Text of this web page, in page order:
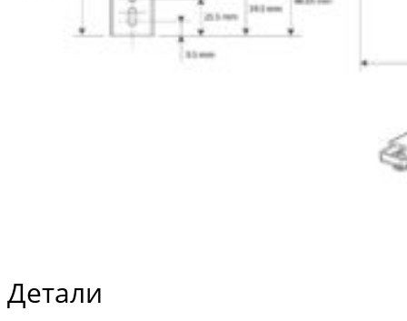
Детали